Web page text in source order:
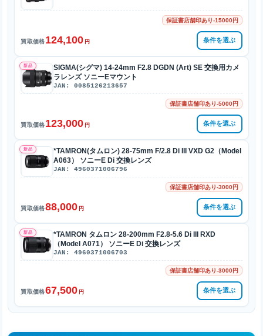
保証書店舗印あり-15000円
買取価格124,100 円 条件を選ぶ
新品
SIGMA(シグマ) 14-24mm F2.8 DGDN (Art) SE 交換用カメ
ラレンズ ソニーEマウント
JAN: 0085126213657
保証書店舗印あり-5000円
買取価格123,000 円 条件を選ぶ
新品
*TAMRON(タムロン) 28-75mm F/2.8 Di III VXD G2（Model
A063） ソニーE Di 交換レンズ
JAN: 4960371006796
保証書店舗印あり-3000円
買取価格88,000 円 条件を選ぶ
新品
*TAMRON タムロン 28-200mm F2.8-5.6 Di III RXD
（Model A071） ソニーE Di 交換レンズ
JAN: 4960371006703
保証書店舗印あり-3000円
買取価格67,500 円 条件を選ぶ